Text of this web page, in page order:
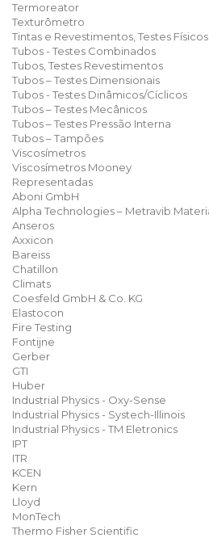
Termoreator
Texturômetro
Tintas e Revestimentos, Testes Físicos
Tubos - Testes Combinados
Tubos, Testes Revestimentos
Tubos – Testes Dimensionais
Tubos - Testes Dinâmicos/Cíclicos
Tubos – Testes Mecânicos
Tubos – Testes Pressão Interna
Tubos – Tampões
Viscosímetros
Viscosímetros Mooney
Representadas
Aboni GmbH
Alpha Technologies – Metravib
Anseros
Axxicon
Bareiss
Chatillon
Climats
Coesfeld GmbH & Co. KG
Elastocon
Fire Testing
Fontijne
Gerber
GTI
Huber
Industrial Physics - Oxy-Sense
Industrial Physics - Systech-Illinois
Industrial Physics - TM Eletronics
IPT
ITR
KCEN
Kern
Lloyd
MonTech
Thermo Fisher Scientific